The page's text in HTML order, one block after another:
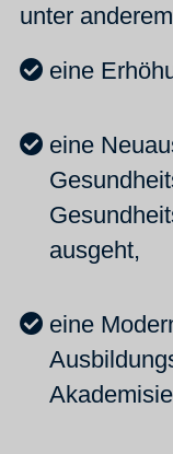
unter
eine
eine
ausgeht,
eine